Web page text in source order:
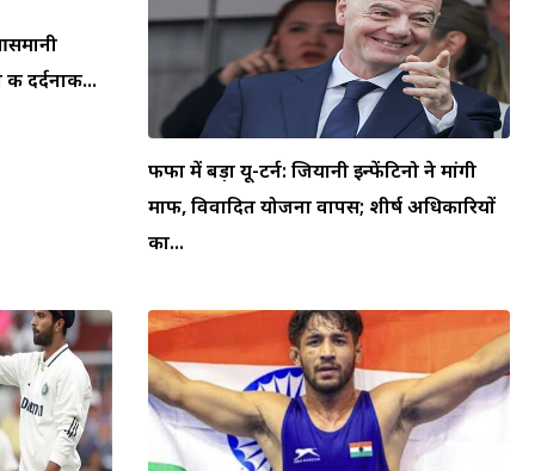
दर्दनाक...
फीफा में बड़ा यू-टर्न: जियानी इन्फेंटिनो ने मांगी
माफी, विवादित योजना वापस; शीर्ष अधिकारियों
का...